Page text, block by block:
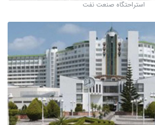
استراحتگاه صنعت نفت